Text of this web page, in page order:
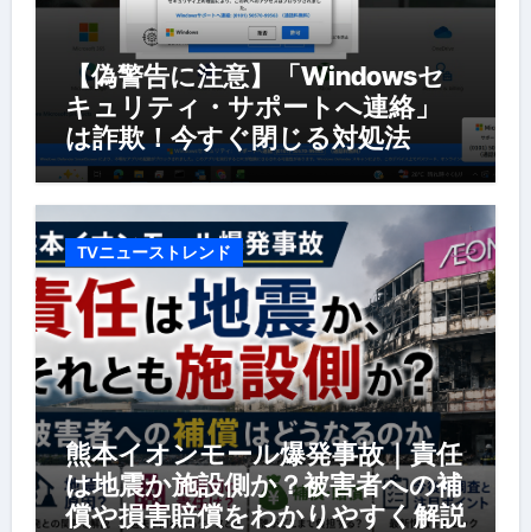
【偽警告に注意】「Windowsセ
キュリティ・サポートへ連絡」
は詐欺！今すぐ閉じる対処法
TVニューストレンド
熊本イオンモール爆発事故｜責任
は地震か施設側か？被害者への補
償や損害賠償をわかりやすく解説